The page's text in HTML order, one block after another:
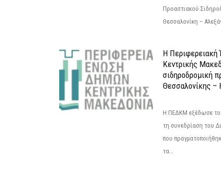
Προαστιακού
Θεσσαλονίκη –
Η
Κεντρικής
σιδηροδρομική
Θεσσαλονίκης –
Η ΠΕΔΚΜ εξέδωσε το
τη συνεδρίαση του
που
τα...